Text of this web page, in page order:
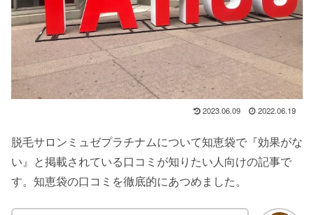
2023.06.09 2022.06.19
脱毛サロンミュゼプラチナムについて知恵袋で『効果がな
い』と掲載されている口コミが知りたい人向けの記事で
す。知恵袋の口コミを徹底的にあつめました。